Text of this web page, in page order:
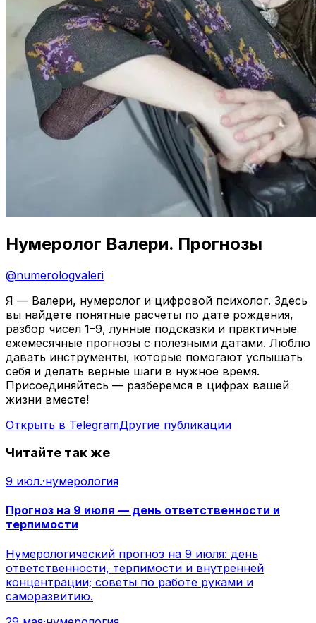
Нумеролог Валери. Прогнозы
@numerologvaleri
Я — Валери, нумеролог и цифровой психолог. Здесь
вы найдете понятные расчеты по дате рождения,
разбор чисел 1–9, лунные подсказки и практичные
ежемесячные прогнозы с полезными датами. Люблю
давать инструменты, которые помогают услышать
себя и делать верные шаги в нужное время.
Присоединяйтесь — разберемся в цифрах вашей
жизни вместе!
Открыть в TelegramДругие публикации
Читайте так же
9 июл.·нумерология
Прогноз на 9 июля — день ответственности и
терпимости
Нумерологический прогноз на 9 июля: день
ответственности, терпимости и внутренней
концентрации; советы по работе руками и
саморазвитию.